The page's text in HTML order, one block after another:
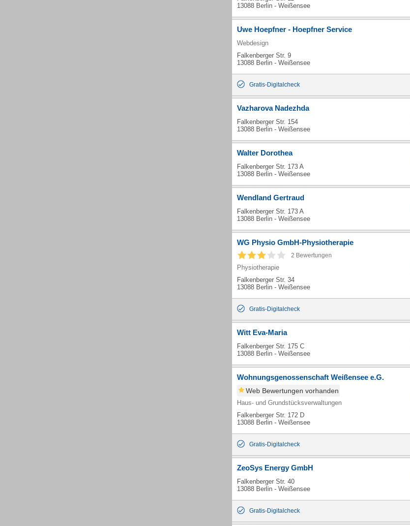
13088 Berlin - Weißensee
Uwe Hoepfner - Hoepfner Service
Webdesign
Falkenberger Str. 9
13088 Berlin - Weißensee
Gratis-Digitalcheck
Vazharova Nadezhda
Falkenberger Str. 154
13088 Berlin - Weißensee
Walter Dorothea
Falkenberger Str. 173 A
13088 Berlin - Weißensee
Wendland Gertraud
Falkenberger Str. 173 A
13088 Berlin - Weißensee
WG Physio GmbH-Physiotherapie
2 Bewertungen
Physiotherapie
Falkenberger Str. 34
13088 Berlin - Weißensee
Gratis-Digitalcheck
Witt Eva-Maria
Falkenberger Str. 175 C
13088 Berlin - Weißensee
Wohnungsgenossenschaft Weißensee e.G.
Web Bewertungen vorhanden
Haus- und Grundstücksverwaltungen
Falkenberger Str. 172 D
13088 Berlin - Weißensee
Gratis-Digitalcheck
ZeoSys Energy GmbH
Falkenberger Str. 40
13088 Berlin - Weißensee
Gratis-Digitalcheck